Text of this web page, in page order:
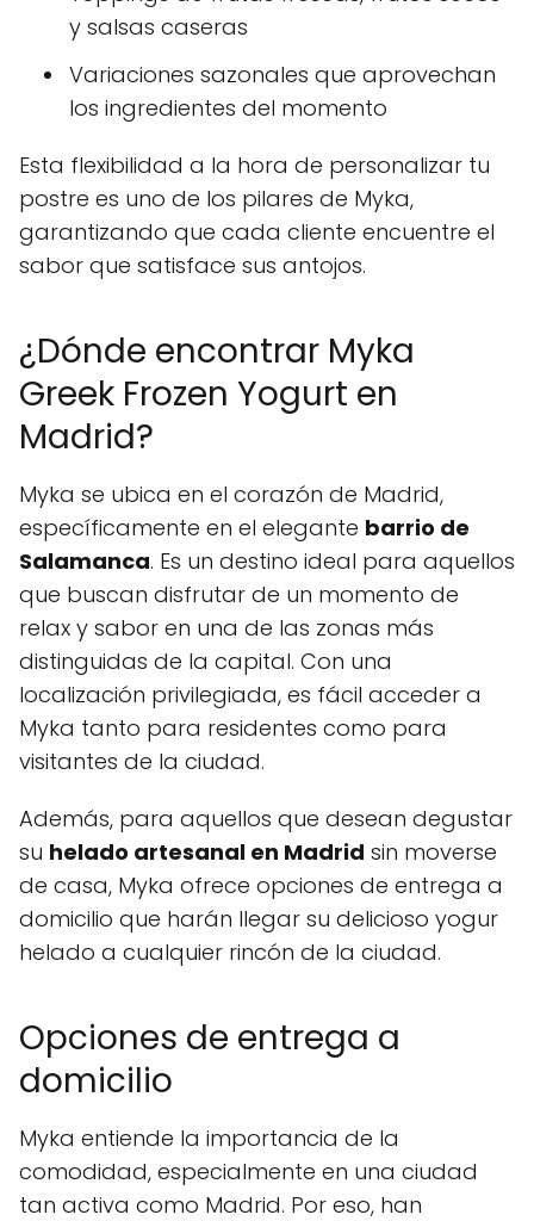
y salsas caseras
Variaciones sazonales que aprovechan
los ingredientes del momento
Esta flexibilidad a la hora de personalizar tu
postre es uno de los pilares de Myka,
garantizando que cada cliente encuentre el
sabor que satisface sus antojos.
¿Dónde encontrar Myka
Greek Frozen Yogurt en
Madrid?
Myka se ubica en el corazón de Madrid,
específicamente en el elegante barrio de
Salamanca. Es un destino ideal para aquellos
que buscan disfrutar de un momento de
relax y sabor en una de las zonas más
distinguidas de la capital. Con una
localización privilegiada, es fácil acceder a
Myka tanto para residentes como para
visitantes de la ciudad.
Además, para aquellos que desean degustar
su helado artesanal en Madrid sin moverse
de casa, Myka ofrece opciones de entrega a
domicilio que harán llegar su delicioso yogur
helado a cualquier rincón de la ciudad.
Opciones de entrega a
domicilio
Myka entiende la importancia de la
comodidad, especialmente en una ciudad
tan activa como Madrid. Por eso, han